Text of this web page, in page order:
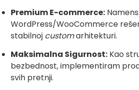
Premium E-commerce:
WordPress/WooCommerce
stabilnoj customarhitekturi.
Maksimalna Sigurnost: Kao
bezbednost, implementiram
svih pretnji.